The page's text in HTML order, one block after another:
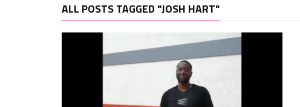
ALL POSTS TAGGED "JOSH HART"